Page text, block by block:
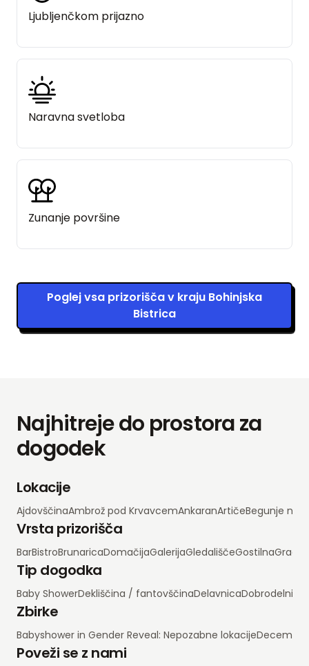
Ljubljenčkom prijazno
Naravna svetloba
Zunanje površine
Poglej vsa prizorišča v kraju Bohinjska
Bistrica
Najhitreje do prostora za
dogodek
Lokacije
AjdovščinaAmbrož pod KrvavcemAnkaranArtičeBegunje na
Vrsta prizorišča
BarBistroBrunaricaDomačijaGalerijaGledališčeGostilnaGrad
Tip dogodka
Baby ShowerDekliščina / fantovščinaDelavnicaDobrodelni
Zbirke
Babyshower in Gender Reveal: Nepozabne lokacije
Poveži se z nami